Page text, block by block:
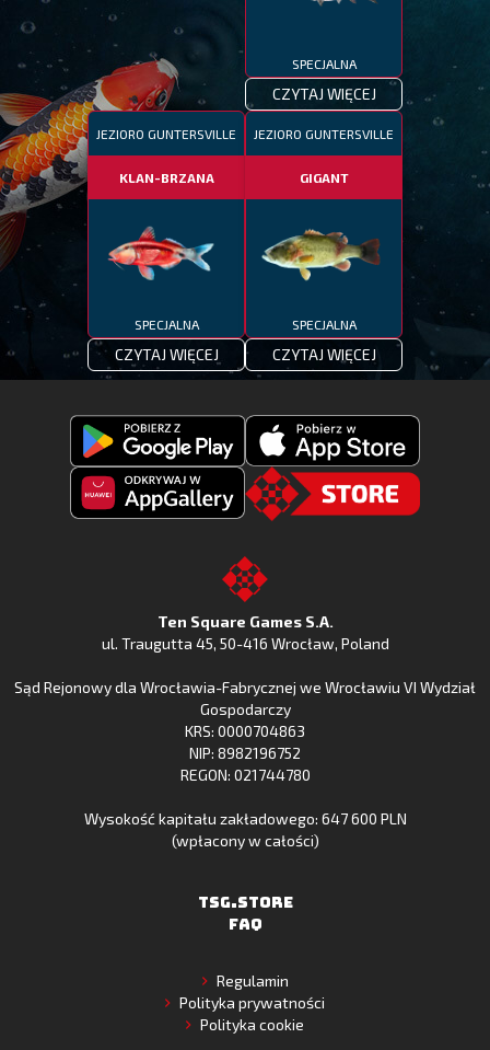
SPECJALNA
CZYTAJ WIĘCEJ
JEZIORO GUNTERSVILLE
KLAN-BRZANA
SPECJALNA
CZYTAJ WIĘCEJ
JEZIORO GUNTERSVILLE
GIGANT
SPECJALNA
CZYTAJ WIĘCEJ
Pobierz
Fishing
Pobierz
Fishing
z
Apple
Store
Huawei
Gallery
to
the
Ten Square Games S.A.
ul. Traugutta 45, 50-416 Wrocław, Poland
Sąd Rejonowy dla Wrocławia-Fabrycznej we Wrocławiu VI Wydział
Gospodarczy
KRS: 0000704863
NIP: 8982196752
REGON: 021744780
Wysokość kapitału zakładowego: 647 600 PLN
(wpłacony w całości)
TSG.STORE
FAQ
Regulamin
Polityka prywatności
Polityka cookie